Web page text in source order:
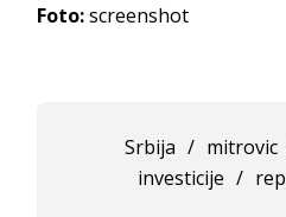
Foto:screenshot
Srbija / mitrovic
investicije /